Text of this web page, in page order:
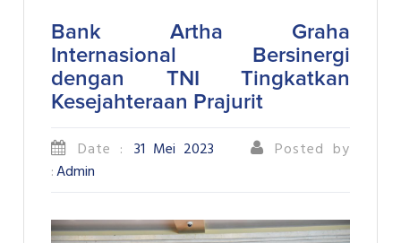
Bank Artha Graha
Internasional Bersinergi
dengan TNI Tingkatkan
Kesejahteraan Prajurit
Date : 31 Mei 2023
Posted by
:Admin